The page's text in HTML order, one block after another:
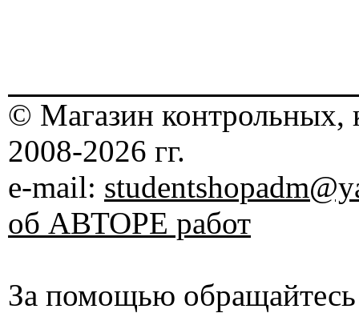
© Магазин контрольных,
2008-2026 гг.
e-mail:
об АВТОРЕ работ
За помощью